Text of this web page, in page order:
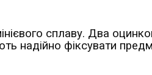
сплаву. Два
надійно фіксувати